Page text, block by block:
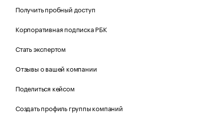
Получить пробный доступ
Корпоративная подписка РБК
Стать экспертом
Отзывы о вашей компании
Поделиться кейсом
Создать профиль группы компаний